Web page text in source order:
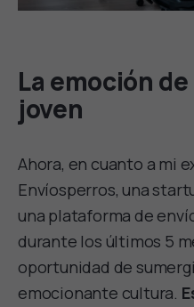
La emoción
joven
Ahora, en cuanto a mi
Envíosperros, una
una plataforma de
durante los últimos 5
oportunidad de
emocionante cultura.